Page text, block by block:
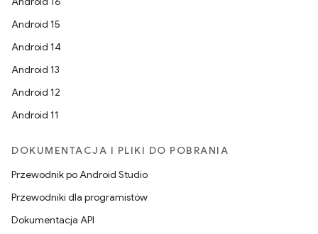
Android 15
Android 14
Android 13
Android 12
Android 11
DOKUMENTACJA I PLIKI DO POBRANIA
Przewodnik po Android Studio
Przewodniki dla programistów
Dokumentacja API